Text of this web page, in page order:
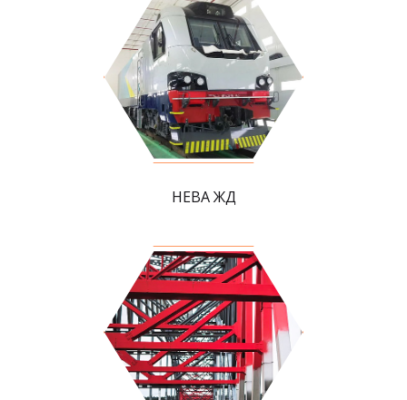
НЕВА ЖД